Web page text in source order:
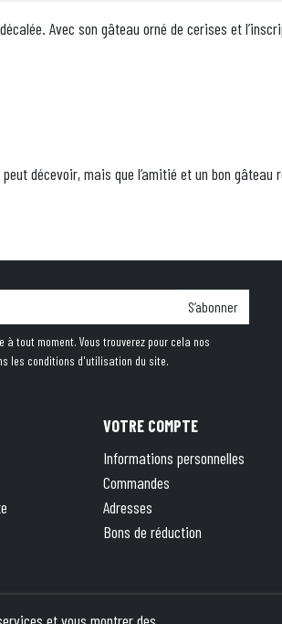
Avec son gâteau orné de cerises et
décevoir, mais que l’amitié et un bon
S’abonner
à tout moment. Vous trouverez pour cela nos
les conditions d'utilisation du site.
VOTRE COMPTE
Informations personnelles
Commandes
Adresses
Bons de réduction